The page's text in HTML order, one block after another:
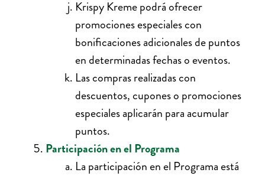
Krispy Kreme podrá ofrecer
promociones especiales con
bonificaciones adicionales de puntos
en determinadas fechas o eventos.
Las compras realizadas con
descuentos, cupones o promociones
especiales aplicarán para acumular
puntos.
Participación en el Programa
La participación en el Programa está